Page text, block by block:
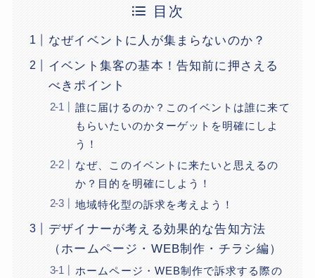
目次
なぜイベントに人が集まらないのか？
イベント集客の基本！告知前に押さえる
べきポイント
誰に届けるのか？このイベントは誰に来て
もらいたいのかターゲットを明確にしよ
う！
なぜ、このイベントに来たいと思えるの
か？目的を明確にしよう！
地域特化型の訴求を考えよう！
デザイナーが考える効果的な告知方法
（ホームページ・WEB制作・チラシ編）
ホームページ・WEB制作で訴求する際の